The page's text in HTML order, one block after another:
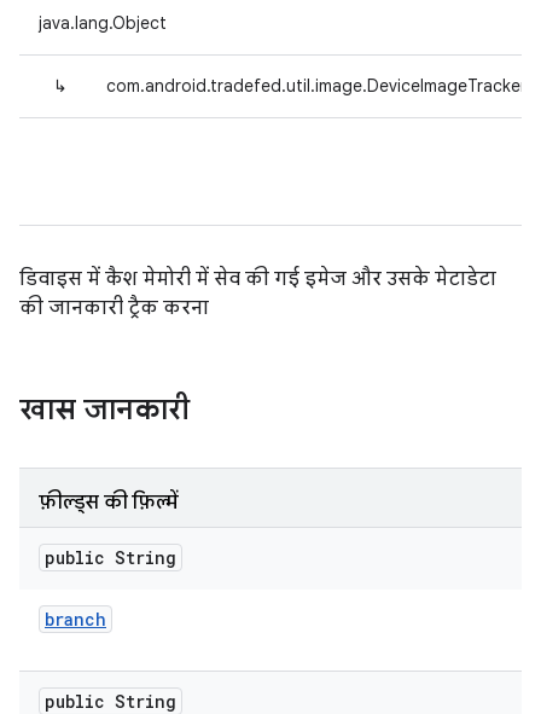
java.lang.Object
↳
डिवाइस में कैश मेमोरी में सेव की गई इमेज और उसके मेटाडेटा
की जानकारी ट्रैक करना
खास जानकारी
फ़ील्ड्स की फ़िल्में
public String
branch
public String